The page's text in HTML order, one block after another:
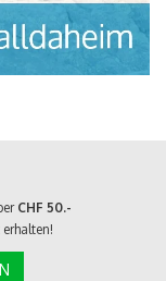
CHF 50.-